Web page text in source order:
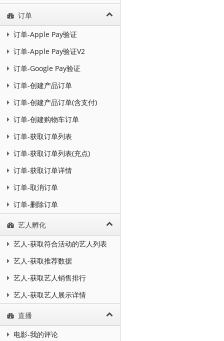
订单
订单-Apple Pay验证
订单-Apple Pay验证V2
订单-Google Pay验证
订单-创建产品订单
订单-创建产品订单(含支付)
订单-创建购物车订单
订单-获取订单列表
订单-获取订单列表(充点)
订单-获取订单详情
订单-取消订单
订单-删除订单
艺人孵化
艺人-获取符合活动的艺人列表
艺人-获取推荐数据
艺人-获取艺人销售排行
艺人-获取艺人展示详情
直播
电影-我的评论